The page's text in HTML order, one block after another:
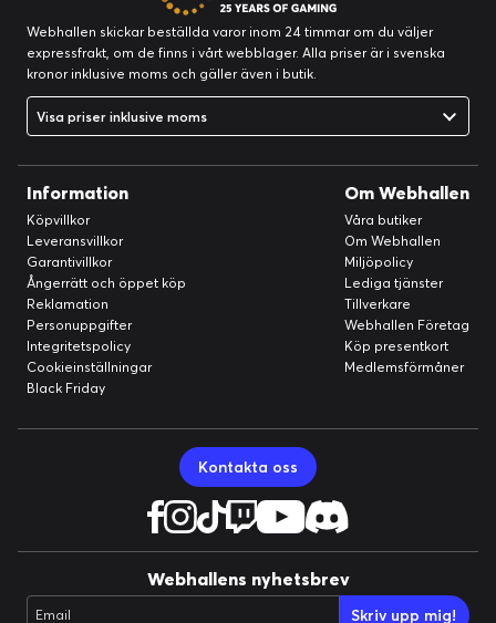
Webhallen skickar beställda varor inom 24 timmar om du väljer
expressfrakt, om de finns i vårt webblager. Alla priser är i svenska
kronor inklusive moms och gäller även i butik.
Visa priser inklusive moms
Information
Köpvillkor
Leveransvillkor
Garantivillkor
Ångerrätt och öppet köp
Reklamation
Personuppgifter
Integritetspolicy
Cookieinställningar
Black Friday
Om Webhallen
Våra butiker
Om Webhallen
Miljöpolicy
Lediga tjänster
Tillverkare
Webhallen Företag
Köp presentkort
Medlemsförmåner
Kontakta oss
Webhallens nyhetsbrev
Email Skriv upp mig!